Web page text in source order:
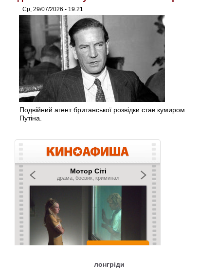
Ср, 29/07/2026 - 19:21
Подвійний агент британської розвідки став кумиром
Путіна.
лонгріди